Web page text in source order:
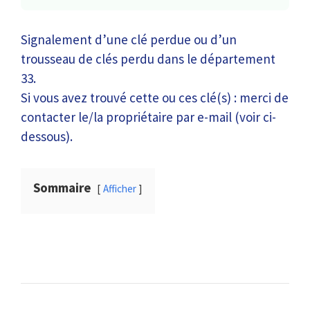
Signalement d’une clé perdue ou d’un
trousseau de clés perdu dans le département
33.
Si vous avez trouvé cette ou ces clé(s) : merci de
contacter le/la propriétaire par e-mail (voir ci-
dessous).
Sommaire Afficher